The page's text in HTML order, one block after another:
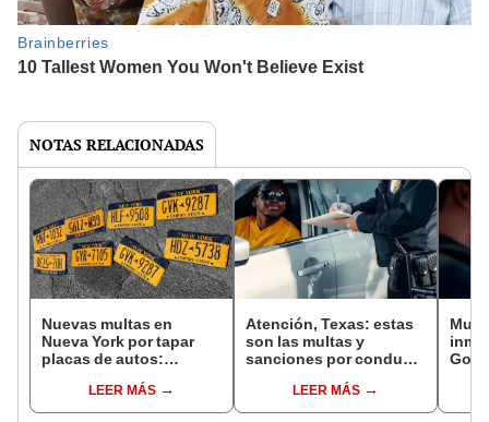
NOTAS RELACIONADAS
Nuevas multas en
Nueva York por tapar
placas de autos:
de abrilLEER MÁS
Atención, Texas: estas
son las multas y
sanciones por conducir
LEER MÁS
Muy